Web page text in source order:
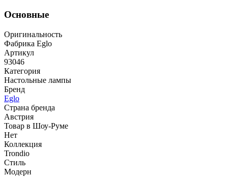
Основные
Оригинальность
Фабрика Eglo
Артикул
93046
Категория
Настольные лампы
Бренд
Eglo
Страна бренда
Австрия
Товар в Шоу-Руме
Нет
Коллекция
Trondio
Стиль
Модерн